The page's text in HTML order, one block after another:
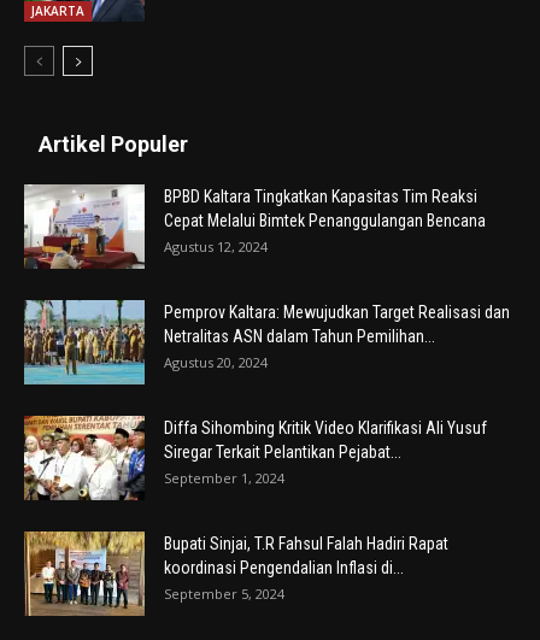
JAKARTA
Artikel Populer
BPBD Kaltara Tingkatkan Kapasitas Tim Reaksi
Cepat Melalui Bimtek Penanggulangan Bencana
Agustus 12, 2024
Pemprov Kaltara: Mewujudkan Target Realisasi dan
Netralitas ASN dalam Tahun Pemilihan...
Agustus 20, 2024
Diffa Sihombing Kritik Video Klarifikasi Ali Yusuf
Siregar Terkait Pelantikan Pejabat...
September 1, 2024
Bupati Sinjai, T.R Fahsul Falah Hadiri Rapat
koordinasi Pengendalian Inflasi di...
September 5, 2024